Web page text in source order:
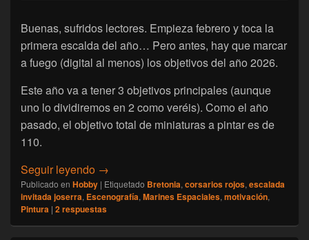
Buenas, sufridos lectores. Empieza febrero y toca la
primera escalda del año… Pero antes, hay que marcar
a fuego (digital al menos) los objetivos del año 2026.
Este año va a tener 3 objetivos principales (aunque
uno lo dividiremos en 2 como veréis). Como el año
pasado, el objetivo total de miniaturas a pintar es de
110.
Seguir leyendo [Hobby] Escalada Invitada – Marzo 2 –
→
Publicado en Hobby | Etiquetado Bretonia, corsarios rojos, escalada
invitada joserra, Escenografía, Marines Espaciales, motivación,
Pintura | 2respuestas